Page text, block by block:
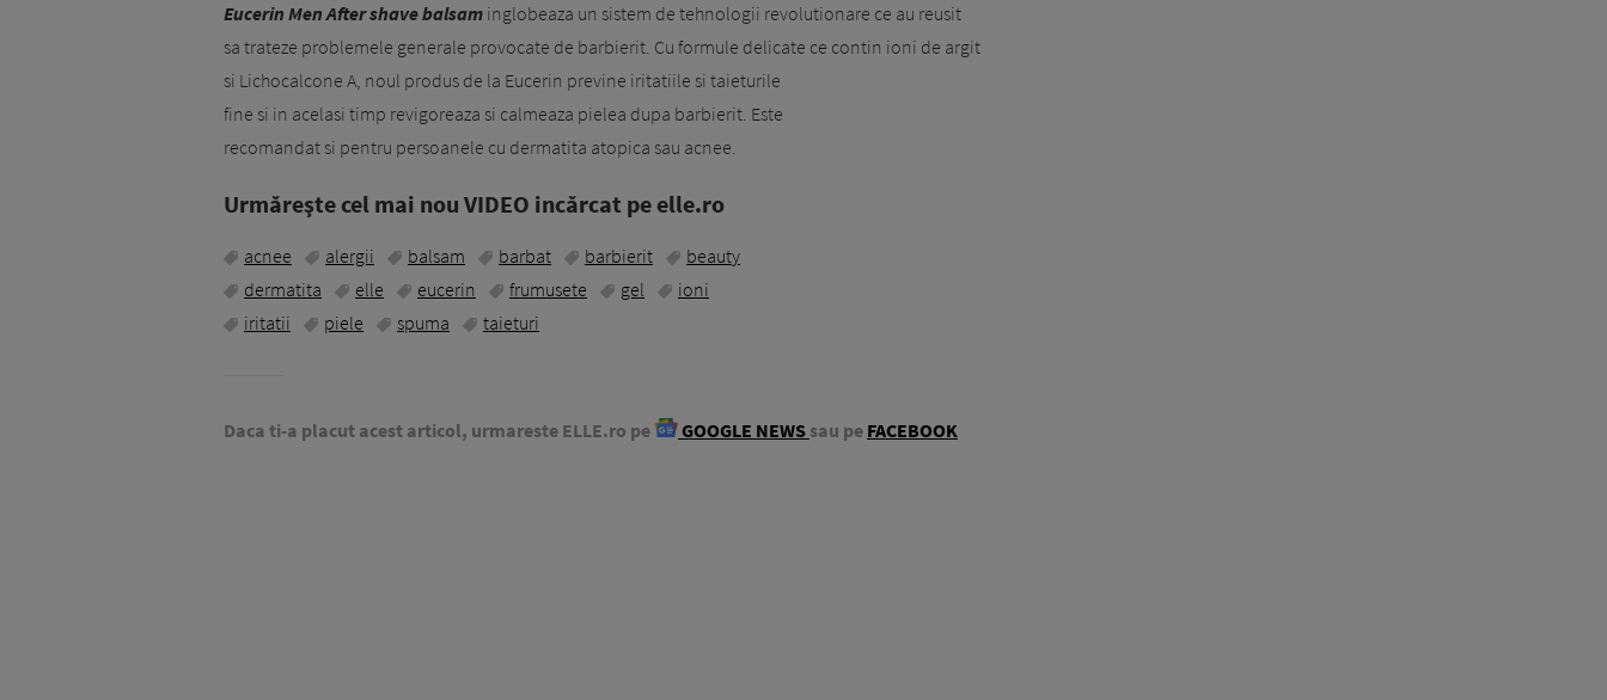
Eucerin Men After shave balsam inglobeaza un sistem de tehnologii revolutionare ce au reusit
sa trateze problemele generale provocate de barbierit. Cu formule delicate ce contin ioni de argit
si Lichocalcone A, noul produs de la Eucerin previne iritatiile si taieturile
fine si in acelasi timp revigoreaza si calmeaza pielea dupa barbierit. Este
recomandat si pentru persoanele cu dermatita atopica sau acnee.
Urmăreşte cel mai nou VIDEO incărcat pe elle.ro
acnee alergii balsam barbat barbierit
beauty
dermatita
elle eucerin frumusete gel
ioni
iritatii
piele spuma taieturi
Daca ti-a placut acest articol, urmareste ELLE.ro pe GOOGLE NEWS sau pe FACEBOOK